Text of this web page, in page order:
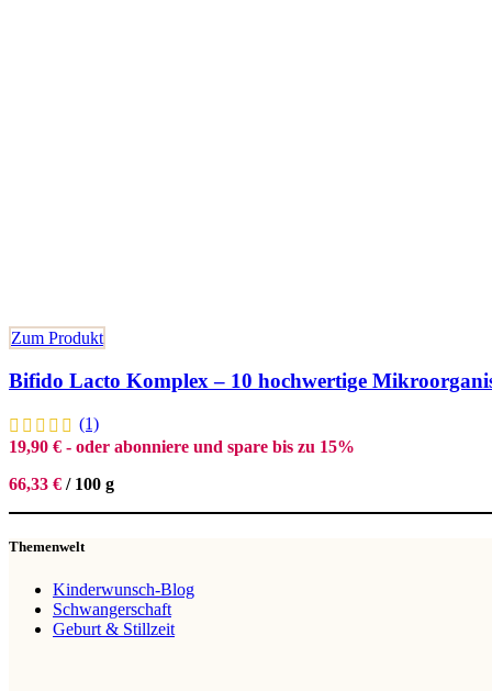
Zum Produkt
Bifido Lacto Komplex – 10 hochwertige
(1)
19,90 € - oder abonniere und spare bis zu 15%
66,33 € / 100 g
Themenwelt
Kinderwunsch-Blog
Schwangerschaft
Geburt & Stillzeit